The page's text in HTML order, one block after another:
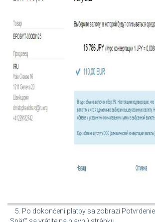
5. Po dokončení platby sa zobrazi